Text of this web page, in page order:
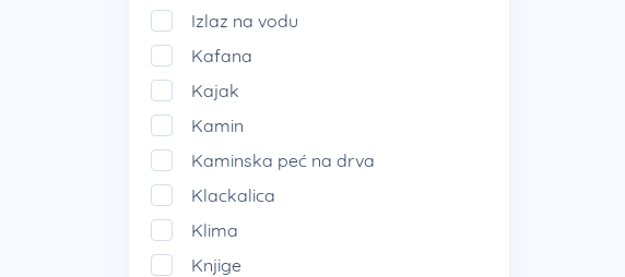
Izlaz na vodu
Kafana
Kajak
Kamin
Kaminska peć na drva
Klackalica
Klima
Knjige